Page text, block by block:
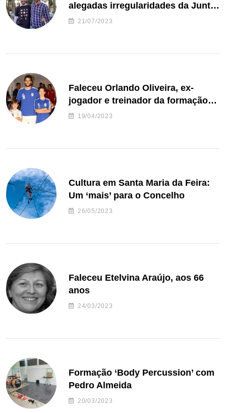
alegadas irregularidades da Junta
de Freguesia S. João de Ver
21/07/2023
Faleceu Orlando Oliveira, ex-
jogador e treinador da formação
de andebol do Feirense
19/04/2023
Cultura em Santa Maria da Feira:
Um ‘mais’ para o Concelho
26/05/2023
Faleceu Etelvina Araújo, aos 66
anos
24/03/2023
Formação ‘Body Percussion’ com
Pedro Almeida
20/03/2023